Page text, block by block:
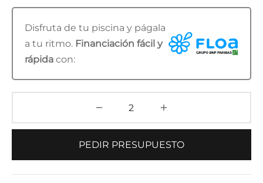
Disfruta de tu piscina y págala
a tu ritmo. Financiación fácil y
rápida con:
PEDIR PRESUPUESTO